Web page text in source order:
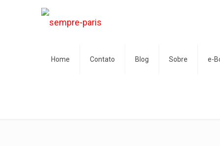
Home Contato Blog Sobre e-